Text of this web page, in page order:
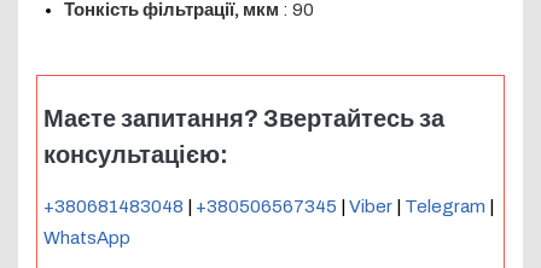
Тонкість фільтрації, мкм : 90
Маєте запитання? Звертайтесь за
консультацією:
+380681483048 +380506567345 Viber Telegram
WhatsApp